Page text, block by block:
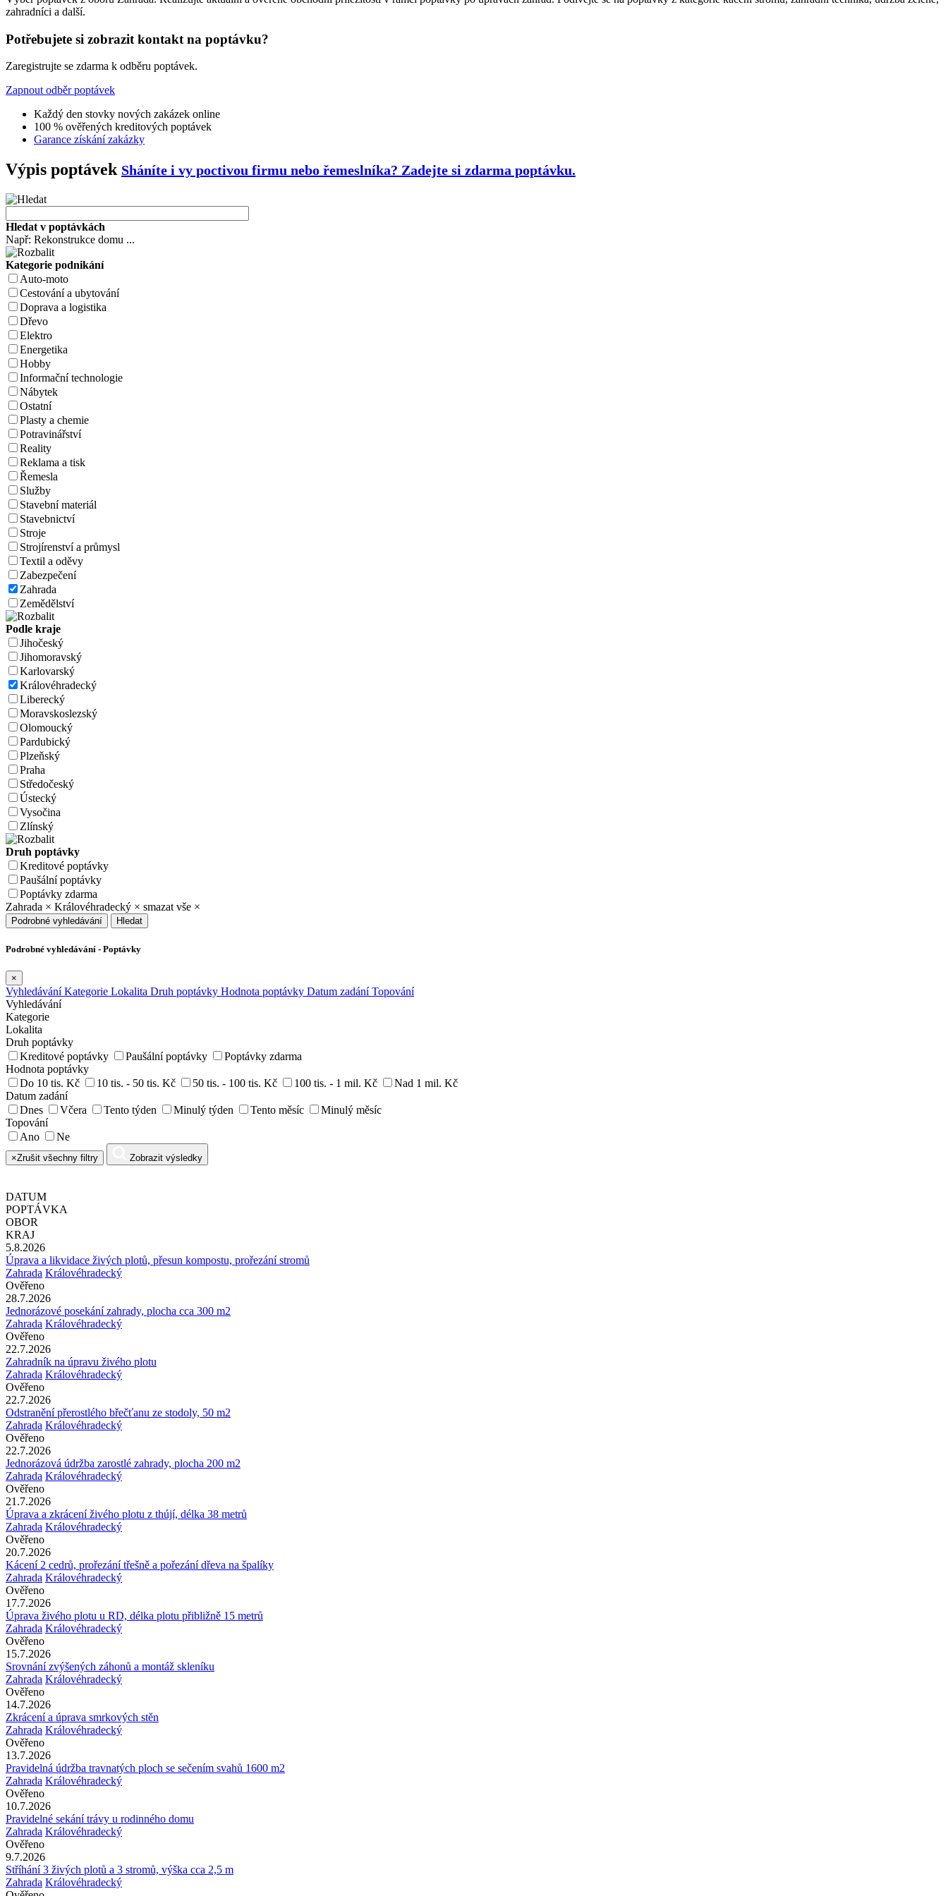
zahradníci a další.
Potřebujete si zobrazit kontakt na poptávku?
Zaregistrujte se zdarma k odběru poptávek.
Zapnout odběr poptávek
Každý den stovky nových zakázek online
100 % ověřených kreditových poptávek
Garance získání zakázky
Výpis poptávek Sháníte i vy poctivou firmu nebo řemeslníka? Zadejte si zdarma poptávku.
Hledat v poptávkách
Např: Rekonstrukce domu ...
Kategorie podnikání
Auto-moto
Cestování a ubytování
Doprava a logistika
Dřevo
Elektro
Energetika
Hobby
Informační technologie
Nábytek
Ostatní
Plasty a chemie
Potravinářství
Reality
Reklama a tisk
Řemesla
Služby
Stavební materiál
Stavebnictví
Stroje
Strojírenství a průmysl
Textil a oděvy
Zabezpečení
Zahrada
Zemědělství
Podle kraje
Jihočeský
Jihomoravský
Karlovarský
Královéhradecký
Liberecký
Moravskoslezský
Olomoucký
Pardubický
Plzeňský
Praha
Středočeský
Ústecký
Vysočina
Zlínský
Druh poptávky
Kreditové poptávky
Paušální poptávky
Poptávky zdarma
Zahrada × Královéhradecký × smazat vše ×
Podrobné vyhledávání Hledat
Podrobné vyhledávání - Poptávky
×
Vyhledávání Kategorie Lokalita Druh poptávky Hodnota poptávky Datum zadání Topování
Vyhledávání
Kategorie
Lokalita
Druh poptávky
Kreditové poptávky
Paušální poptávky
Poptávky zdarma
Hodnota poptávky
Do 10 tis. Kč
10 tis. - 50 tis. Kč 50 tis. - 100 tis. Kč 100 tis. - 1 mil. Kč
Nad 1 mil. Kč
Datum zadání
Dnes
Včera Tento týden Minulý týden Tento měsíc
Minulý měsíc
Topování
Ano
Ne
×Zrušit všechny filtry Zobrazit výsledky
DATUM
POPTÁVKA
OBOR
KRAJ
5.8.2026
Úprava a likvidace živých plotů, přesun kompostu, prořezání stromů
Zahrada Královéhradecký
Ověřeno
28.7.2026
Jednorázové posekání zahrady, plocha cca 300 m2
Zahrada Královéhradecký
Ověřeno
22.7.2026
Zahradník na úpravu živého plotu
Zahrada Královéhradecký
Ověřeno
22.7.2026
Odstranění přerostlého břečťanu ze stodoly, 50 m2
Zahrada Královéhradecký
Ověřeno
22.7.2026
Jednorázová údržba zarostlé zahrady, plocha 200 m2
Zahrada Královéhradecký
Ověřeno
21.7.2026
Úprava a zkrácení živého plotu z thújí, délka 38 metrů
Zahrada Královéhradecký
Ověřeno
20.7.2026
Kácení 2 cedrů, prořezání třešně a pořezání dřeva na špalíky
Zahrada Královéhradecký
Ověřeno
17.7.2026
Úprava živého plotu u RD, délka plotu přibližně 15 metrů
Zahrada Královéhradecký
Ověřeno
15.7.2026
Srovnání zvýšených záhonů a montáž skleníku
Zahrada Královéhradecký
Ověřeno
14.7.2026
Zkrácení a úprava smrkových stěn
Zahrada Královéhradecký
Ověřeno
13.7.2026
Pravidelná údržba travnatých ploch se sečením svahů 1600 m2
Zahrada Královéhradecký
Ověřeno
10.7.2026
Pravidelné sekání trávy u rodinného domu
Zahrada Královéhradecký
Ověřeno
9.7.2026
Stříhání 3 živých plotů a 3 stromů, výška cca 2,5 m
Zahrada Královéhradecký